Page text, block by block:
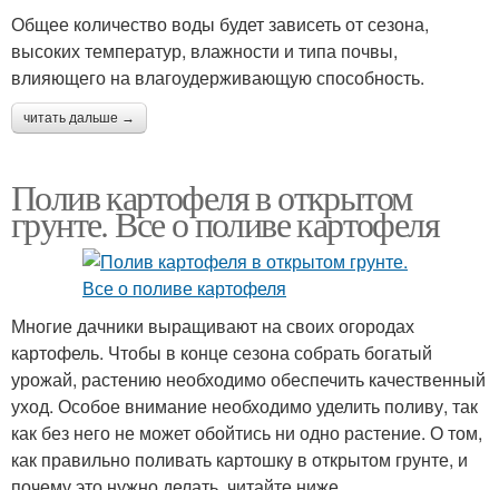
Общее количество воды будет зависеть от сезона,
высоких температур, влажности и типа почвы,
влияющего на влагоудерживающую способность.
читать дальше →
Полив картофеля в открытом
грунте. Все о поливе картофеля
Многие дачники выращивают на своих огородах
картофель. Чтобы в конце сезона собрать богатый
урожай, растению необходимо обеспечить качественный
уход. Особое внимание необходимо уделить поливу, так
как без него не может обойтись ни одно растение. О том,
как правильно поливать картошку в открытом грунте, и